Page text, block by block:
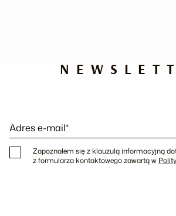
Adres e-mail*
Zapoznałem się z klauzulą informacyjną
z formularza kontaktowego zawartą w